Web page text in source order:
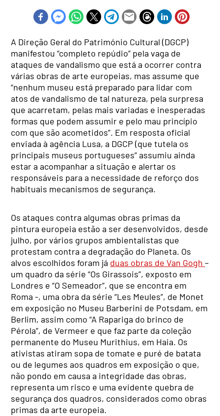
A Direção Geral do Património Cultural (DGCP)
manifestou “completo repúdio” pela vaga de
ataques de vandalismo que está a ocorrer contra
várias obras de arte europeias, mas assume que
“nenhum museu está preparado para lidar com
atos de vandalismo de tal natureza, pela surpresa
que acarretam, pelas mais variadas e inesperadas
formas que podem assumir e pelo mau princípio
com que são acometidos”. Em resposta oficial
enviada à agência Lusa, a DGCP (que tutela os
principais museus portugueses” assumiu ainda
estar a acompanhar a situação e alertar os
responsáveis para a necessidade de reforço dos
habituais mecanismos de segurança.
Os ataques contra algumas obras primas da
pintura europeia estão a ser desenvolvidos, desde
julho, por vários grupos ambientalistas que
protestam contra a degradação do Planeta. Os
alvos escolhidos foram já duas obras de Van Gogh–
um quadro da série “Os Girassois”, exposto em
Londres e “O Semeador”, que se encontra em
Roma -, uma obra da série “Les Meules”, de Monet
em exposição no Museu Barberini de Potsdam, em
Berlim, assim como “A Rapariga do brinco de
Pérola”, de Vermeer e que faz parte da coleção
permanente do Museu Murithius, em Haia. Os
ativistas atiram sopa de tomate e puré de batata
ou de legumes aos quadros em exposição o que,
não pondo em causa a integridade das obras,
representa um risco e uma evidente quebra de
segurança dos quadros, considerados como obras
primas da arte europeia.